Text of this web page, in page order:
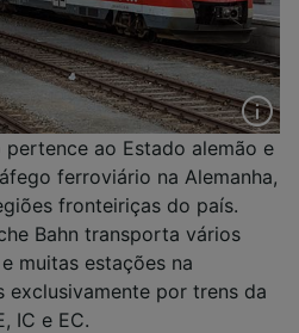
pertence ao Estado alemão e
ferroviário na Alemanha,
fronteiriças do país.
Bahn transporta vários
muitas estações na
exclusivamente por trens da
IC e EC.